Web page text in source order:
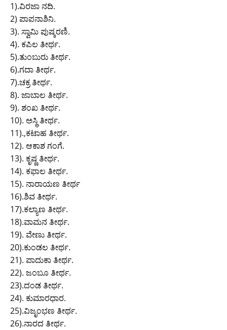
er e
b
o
o
k
A
p
1).ವಿರಜಾ ನದಿ.
2) ಪಾಪನಾಶಿನಿ.
3). ಸ್ವಾಮಿ ಪುಷ್ಕರಣಿ.
4). ಕಪಿಲ ತೀರ್ಥ.
5).ತುಂಬುರು ತೀರ್ಥ.
6).ಗದಾ ತೀರ್ಥ.
7).ಚಕ್ರ ತೀರ್ಥ.
8). ಜಾಬಾಲ ತೀರ್ಥ.
9). ಶಂಖ ತೀರ್ಥ.
10). ಅಸ್ಥಿ ತೀರ್ಥ.
11).,ಕಟಾಹ ತೀರ್ಥ.
12). ಆಕಾಶ ಗಂಗೆ.
13). ಕೃಷ್ಣ ತೀರ್ಥ.
14). ಕಫಾಲ ತೀರ್ಥ.
15). ನಾರಾಯಣ ತೀರ್ಥ
16).ಶಿವ ತೀರ್ಥ.
17).ಕಲ್ಯಾಣ ತೀರ್ಥ.
18).ವಾಮನ ತೀರ್ಥ.
19). ವೇಣು ತೀರ್ಥ.
20).ಕುಂಡಲ ತೀರ್ಥ.
21). ಪಾದುಕಾ ತೀರ್ಥ.
22). ಜಂಬೂ ತೀರ್ಥ.
23).ದಂಡ ತೀರ್ಥ.
24). ಕುಮಾರಧಾರ.
25).ವಿಜೃಂಭಣ ತೀರ್ಥ.
26).ನಾರದ ತೀರ್ಥ.